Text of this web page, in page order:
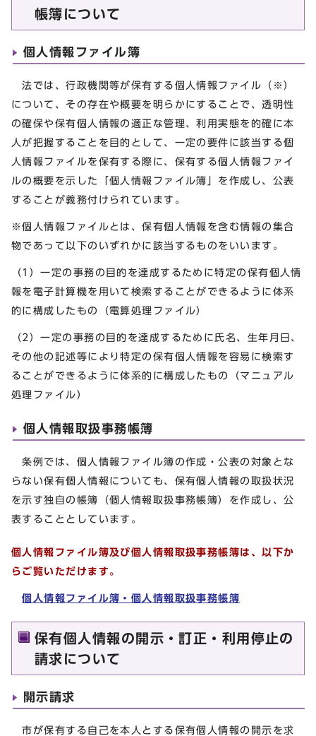
帳簿について
個人情報ファイル簿
法では、行政機関等が保有する個人情報ファイル（※）
について、その存在や概要を明らかにすることで、透明性
の確保や保有個人情報の適正な管理、利用実態を的確に本
人が把握することを目的として、一定の要件に該当する個
人情報ファイルを保有する際に、保有する個人情報ファイ
ルの概要を示した「個人情報ファイル簿」を作成し、公表
することが義務付けられています。
※個人情報ファイルとは、保有個人情報を含む情報の集合
物であって以下のいずれかに該当するものをいいます。
（1）一定の事務の目的を達成するために特定の保有個人情
報を電子計算機を用いて検索することができるように体系
的に構成したもの（電算処理ファイル）
（2）一定の事務の目的を達成するために氏名、生年月日、
その他の記述等により特定の保有個人情報を容易に検索す
ることができるように体系的に構成したもの（マニュアル
処理ファイル）
個人情報取扱事務帳簿
条例では、個人情報ファイル簿の作成・公表の対象とな
らない保有個人情報についても、保有個人情報の取扱状況
を示す独自の帳簿（個人情報取扱事務帳簿）を作成し、公
表することとしています。
個人情報ファイル簿及び個人情報取扱事務帳簿は、以下か
らご覧いただけます。
個人情報ファイル簿・個人情報取扱事務帳簿
保有個人情報の開示・訂正・利用停止の
請求について
開示請求
市が保有する自己を本人とする保有個人情報の開示を求